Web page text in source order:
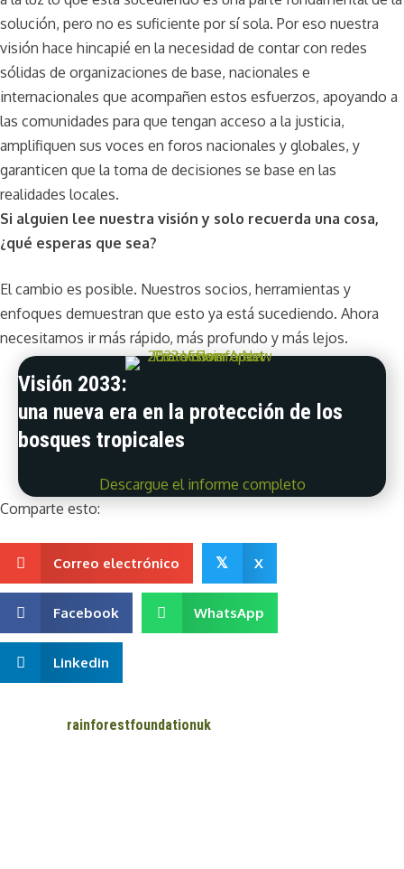
solución, pero no es suficiente por sí sola. Por eso nuestra
visión hace hincapié en la necesidad de contar con redes
sólidas de organizaciones de base, nacionales e
internacionales que acompañen estos esfuerzos, apoyando a
las comunidades para que tengan acceso a la justicia,
amplifiquen sus voces en foros nacionales y globales, y
garanticen que la toma de decisiones se base en las
realidades locales.
Si alguien lee nuestra visión y solo recuerda una cosa,
¿qué esperas que sea?
El cambio es posible. Nuestros socios, herramientas y
enfoques demuestran que esto ya está sucediendo. Ahora
necesitamos ir más rápido, más profundo y más lejos.
Visión 2033:
una nueva era en la protección de los
bosques tropicales
Descargue el informe completo
Comparte esto:
Correo electrónico 𝕏 X
Facebook WhatsApp
Linkedin
rainforestfoundationuk